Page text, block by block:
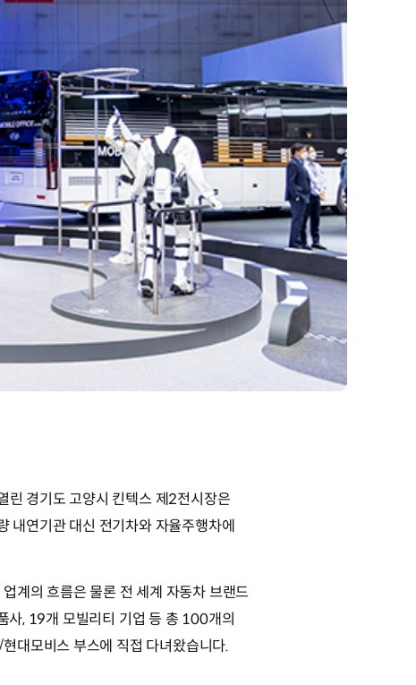
경기도 고양시 킨텍스 제2전시장은
내연기관 대신 전기차와 자율주행차에
계의 흐름은 물론 전 세계 자동차 브랜드
사, 19개 모빌리티 기업 등 총 100개의
대모비스 부스에 직접 다녀왔습니다.